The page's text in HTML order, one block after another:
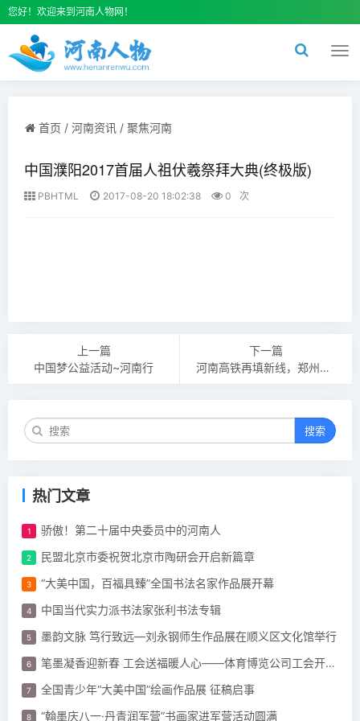
您好！欢迎来到河南人物网！
切
首页 / 河南资讯 / 聚焦河南
中国濮阳2017首届人祖伏羲祭拜大典(终极版)
PBHTML 2017-08-20 18:02:38 0 次
上一篇
中国梦公益活动~河南行
下一篇
河南高铁再填新线，郑州至厦门首趟高铁列车开通
搜索
热门文章
骄傲！第二十届中央委员中的河南人
民盟北京市委祝贺北京市陶研会开启新篇章
“大美中国，百福具臻”全国书法名家作品展开幕
中国当代实力派书法家张利书法专辑
墨韵文脉 笃行致远—刘永钢师生作品展在顺义区文化馆举行
笔墨凝香迎新春 工会送福暖人心——体育博览公司工会开展“迎新春 春联”活动
全国青少年“大美中国”绘画作品展 征稿启事
“翰墨庆八一·丹青润军营”书画家进军营活动圆满